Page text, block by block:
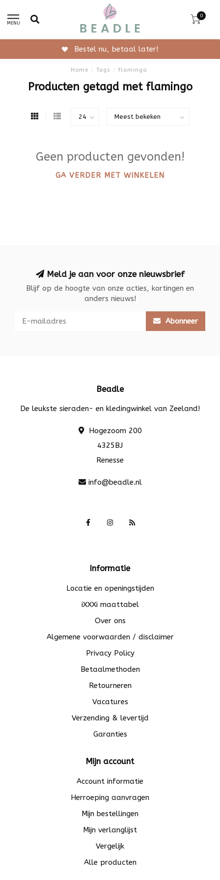
MENU
0
Bestel nu, betaal later!
Home / Tags / flamingo
Producten getagd met flamingo
Geen producten gevonden!
GA VERDER MET WINKELEN
Meld je aan voor onze nieuwsbrief
Blijf op de hoogte van onze acties, kortingen en
anders nieuws!
Abonneer
Beadle
De leukste sieraden- en kledingwinkel van Zeeland!
Hogezoom 200
4325BJ
Renesse
info@beadle.nl
Informatie
Locatie en openingstijden
iXXXi maattabel
Over ons
Algemene voorwaarden / disclaimer
Privacy Policy
Betaalmethoden
Retourneren
Vacatures
Verzending & levertijd
Garanties
Mijn account
Account informatie
Herroeping aanvragen
Mijn bestellingen
Mijn verlanglijst
Vergelijk
Alle producten